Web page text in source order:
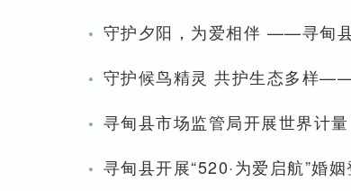
· 守护夕阳，为爱相伴 ——寻甸
· 守护候鸟精灵 共护生态多样
· 寻甸县市场监管局开展世界计
· 寻甸县开展“520·为爱启航”婚